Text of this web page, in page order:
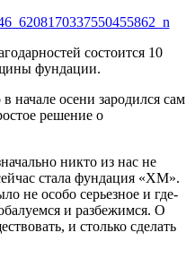
состоится 10
фундации.
начале осени зародился сам
решение о
никто из нас не
стала фундация «ХМ».
не особо серьезное и где-
и разбежимся. О
и столько сделать